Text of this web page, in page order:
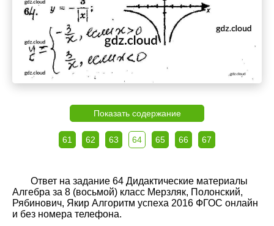
Показать содержание
61 62 63 64 65 66 67
Ответ на задание 64 Дидактические материалы
Алгебра за 8 (восьмой) класс Мерзляк, Полонский,
Рябинович, Якир Алгоритм успеха 2016 ФГОС онлайн
и без номера телефона.